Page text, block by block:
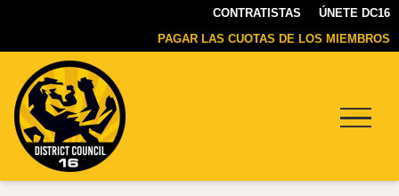
CONTRATISTAS
ÚNETE DC16
PAGAR LAS CUOTAS DE LOS MIEMBROS